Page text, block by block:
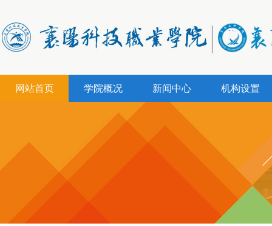
网站首页 学院概况 新闻中心 机构设置